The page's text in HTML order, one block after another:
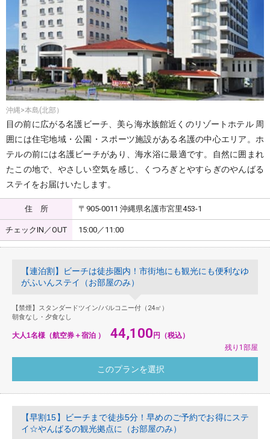
沖縄>本島(北部）
目の前に広がる名護ビーチ、美ら海水族館近くのリゾートホテル 周
囲には住宅地域・公園・スポーツ施設がある名護の中心エリア。ホ
テルの前には名護ビーチがあり、海水浴に最適です。自然に囲まれ
たこの地で、やさしい空気を感じ、くつろぎとやすらぎのやんばる
ステイをお届けいたします。
住 所 〒905-0011 沖縄県名護市宮里453-1
チェックIN／OUT 15:00／11:00
【連泊割】ビーチは徒歩圏内！市街地にも観光にも便利なゆ
がふいんステイ（お部屋のみ）
【禁煙】スタンダードツイン/バルコニー付（24㎡）
朝食なし・夕食なし
大人1名様（航空券＋宿泊 ） 44,100 円（税込）
残り1部屋
【早割15】ビーチまで徒歩5分！早めのご予約でお得にステ
イ☆やんばるの観光拠点に（お部屋のみ）